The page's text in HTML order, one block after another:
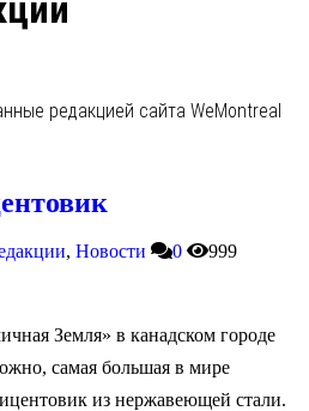
редакцией сайта WeMontreal
, Новости 0 999
Земля» в канадском городе
самая большая в мире
из нержавеющей стали.